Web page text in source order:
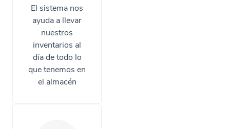
El sistema nos
ayuda a llevar
nuestros
inventarios al
día de todo lo
que tenemos en
el almacén